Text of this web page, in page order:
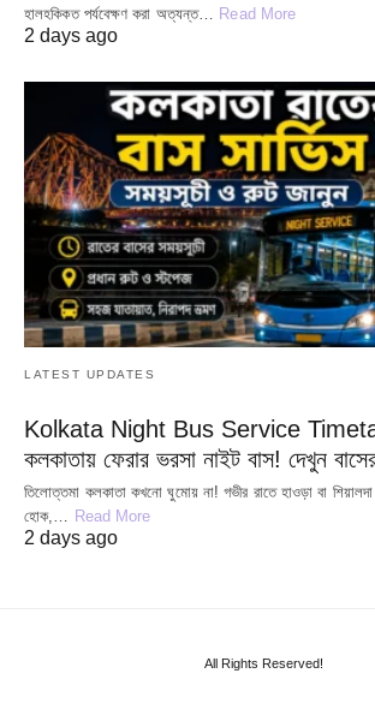
হালহকিকত পর্যবেক্ষণ করা অত্যন্ত… Read More
2 days ago
LATEST UPDATES
Kolkata Night Bus Service
কলকাতায় ফেরার ভরসা নাইট বাস! দেখুন
তিলোত্তমা কলকাতা কখনো ঘুমোয় না! গভীর রাতে হাওড়া বা শিয়ালদা
হোক,… Read More
2 days ago
All Rights Reserved!